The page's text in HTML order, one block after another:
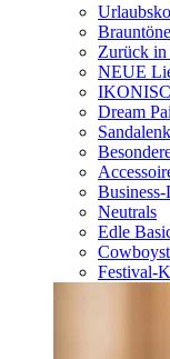
Brauntöne
Zurück
NEUE
Dream
Neutrals
Edle
Festival-